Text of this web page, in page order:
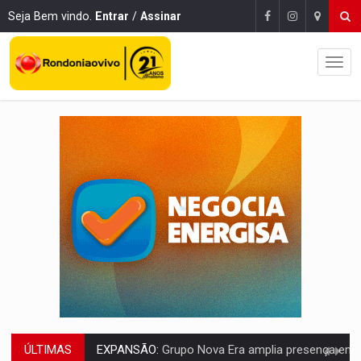
Seja Bem vindo. Entrar / Assinar
ÚLTIMAS ROTA GLOBAL:PCC amplia presença internacional e transforma Brasil em